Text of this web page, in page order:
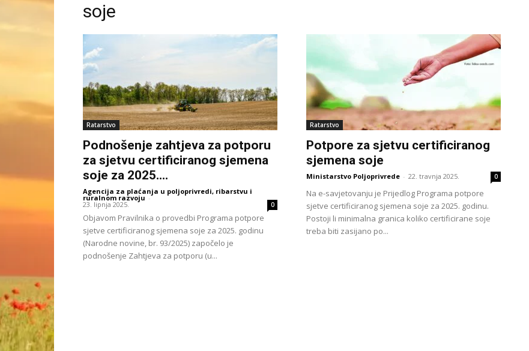
soje
Ratarstvo
Podnošenje zahtjeva za potporu
za sjetvu certificiranog sjemena
soje za 2025....
Agencija za plaćanja u poljoprivredi, ribarstvu i
ruralnom razvoju -
23. lipnja 2025. 0
Objavom Pravilnika o provedbi Programa potpore
sjetve certificiranog sjemena soje za 2025. godinu
(Narodne novine, br. 93/2025) započelo je
podnošenje Zahtjeva za potporu (u...
Ratarstvo
Potpore za sjetvu certificiranog
sjemena soje
Ministarstvo Poljoprivrede - 22. travnja 2025. 0
Na e-savjetovanju je Prijedlog Programa potpore
sjetve certificiranog sjemena soje za 2025. godinu.
Postoji li minimalna granica koliko certificirane soje
treba biti zasijano po...